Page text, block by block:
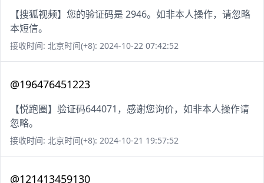
【搜狐视频】您的验证码是 2946。如非本人操作，请忽略
本短信。
接收时间: 北京时间(+8): 2024-10-22 07:42:52
@196476451223
【悦跑圈】验证码644071，感谢您询价，如非本人操作请
忽略。
接收时间: 北京时间(+8): 2024-10-21 19:57:52
@121413459130